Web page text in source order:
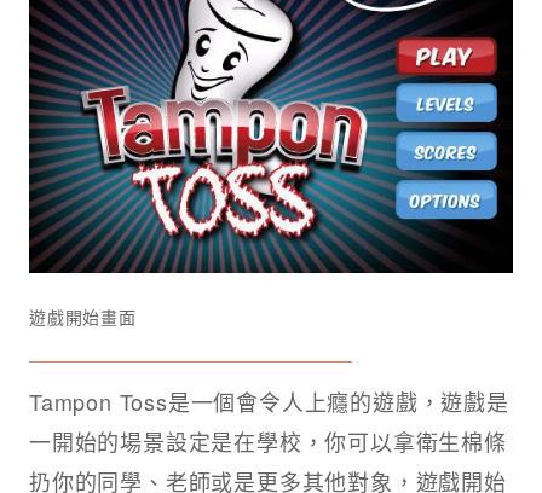
遊戲開始畫面
Tampon Toss是一個會令人上癮的遊戲，遊戲是
一開始的場景設定是在學校，你可以拿衛生棉條
扔你的同學、老師或是更多其他對象，遊戲開始